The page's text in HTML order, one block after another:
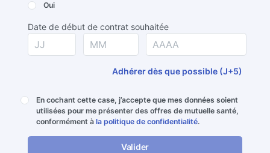
Oui
Date de début de contrat souhaitée
Adhérer dès que possible (J+5)
En cochant cette case, j’accepte que mes données soient
utilisées pour me présenter des offres de mutuelle santé,
conformément à la politique de confidentialité.
Valider